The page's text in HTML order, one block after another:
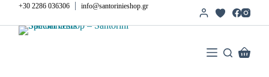
Μετάβαση
περιεχόμενο
+30 2286 036306 |info@santorinieshop.gr
Καλάθι